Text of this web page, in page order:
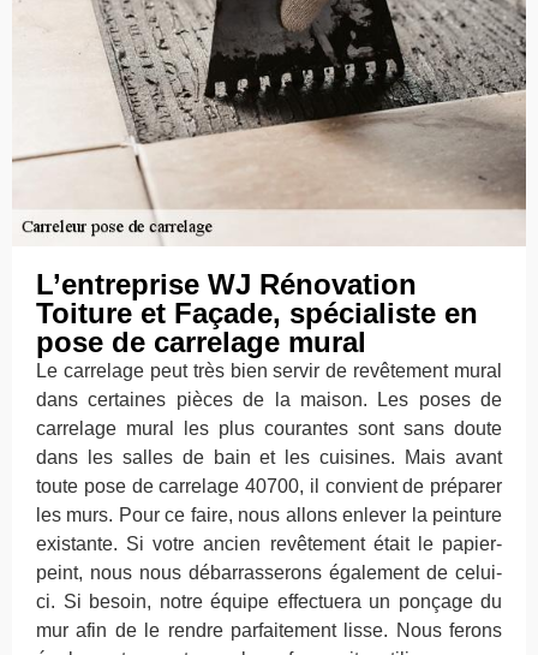
L’entreprise WJ Rénovation
Toiture et Façade, spécialiste en
pose de carrelage mural
Le carrelage peut très bien servir de revêtement mural
dans certaines pièces de la maison. Les poses de
carrelage mural les plus courantes sont sans doute
dans les salles de bain et les cuisines. Mais avant
toute pose de carrelage 40700, il convient de préparer
les murs. Pour ce faire, nous allons enlever la peinture
existante. Si votre ancien revêtement était le papier-
peint, nous nous débarrasserons également de celui-
ci. Si besoin, notre équipe effectuera un ponçage du
mur afin de le rendre parfaitement lisse. Nous ferons